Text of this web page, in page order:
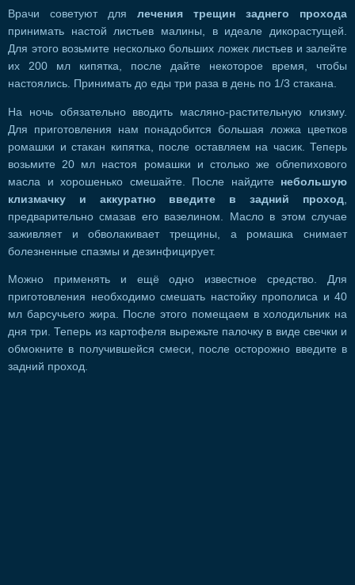
Врачи советуют для лечения трещин заднего прохода
принимать настой листьев малины, в идеале дикорастущей.
Для этого возьмите несколько больших ложек листьев и залейте
их 200 мл кипятка, после дайте некоторое время, чтобы
настоялись. Принимать до еды три раза в день по 1/3 стакана.
На ночь обязательно вводить масляно-растительную клизму.
Для приготовления нам понадобится большая ложка цветков
ромашки и стакан кипятка, после оставляем на часик. Теперь
возьмите 20 мл настоя ромашки и столько же облепихового
масла и хорошенько смешайте. После найдите небольшую
клизмачку и аккуратно введите в задний проход
предварительно смазав его вазелином. Масло в этом случае
заживляет и обволакивает трещины, а ромашка снимает
болезненные спазмы и дезинфицирует.
Можно применять и ещё одно известное средство. Для
приготовления необходимо смешать настойку прополиса и 40
мл барсучьего жира. После этого помещаем в холодильник на
дня три. Теперь из картофеля вырежьте палочку в виде свечки и
обмокните в получившейся смеси, после осторожно введите в
задний проход.